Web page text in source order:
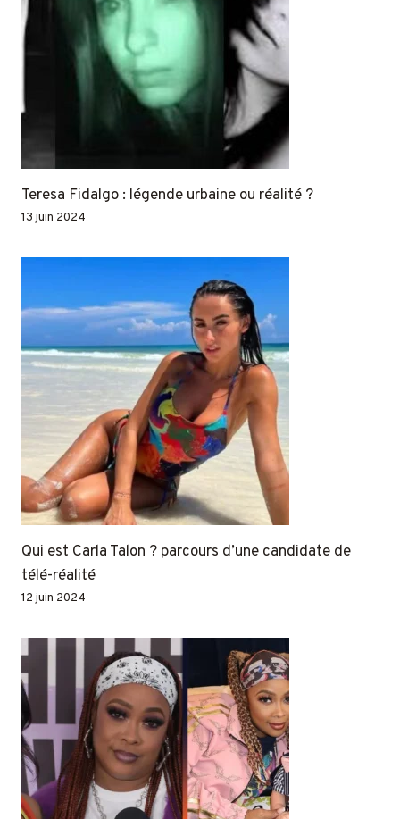
Teresa Fidalgo : légende urbaine ou réalité ?
13 juin 2024
Qui est Carla Talon ? parcours d’une candidate de
télé-réalité
12 juin 2024